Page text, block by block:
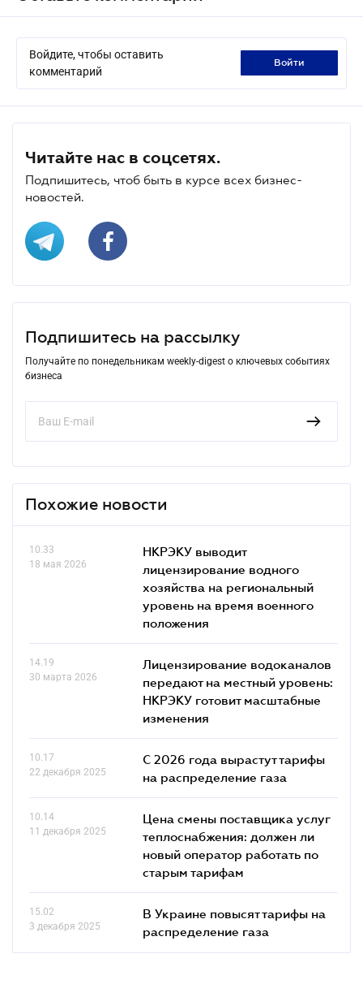
Войдите, чтобы оставить
комментарий
войти
Читайте нас в соцсетях.
Подпишитесь, чтоб быть в курсе всех бизнес-
новостей.
Подпишитесь на рассылку
Получайте по понедельникам weekly-digest о ключевых событиях
бизнеса
Похожие новости
10.33
18 мая 2026
НКРЭКУ выводит
лицензирование водного
хозяйства на региональный
уровень на время военного
положения
14.19
30 марта 2026
Лицензирование водоканалов
передают на местный уровень:
НКРЭКУ готовит масштабные
изменения
10.17
22 декабря 2025
С 2026 года вырастут тарифы
на распределение газа
10.14
11 декабря 2025
Цена смены поставщика услуг
теплоснабжения: должен ли
новый оператор работать по
старым тарифам
15.02
3 декабря 2025
В Украине повысят тарифы на
распределение газа